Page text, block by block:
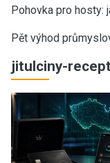
Pohovka pro hosty:
Pět výhod
jitulciny-